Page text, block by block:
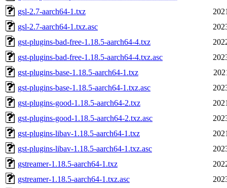
gsl-2.7-aarch64-1.txz
gsl-2.7-aarch64-1.txz.asc
gst-plugins-bad-free-1.18.5-aarch64-4.txz
gst-plugins-bad-free-1.18.5-aarch64-4.txz.asc
gst-plugins-base-1.18.5-aarch64-1.txz
gst-plugins-base-1.18.5-aarch64-1.txz.asc
gst-plugins-good-1.18.5-aarch64-2.txz
gst-plugins-good-1.18.5-aarch64-2.txz.asc
gst-plugins-libav-1.18.5-aarch64-1.txz
gst-plugins-libav-1.18.5-aarch64-1.txz.asc
gstreamer-1.18.5-aarch64-1.txz
gstreamer-1.18.5-aarch64-1.txz.asc